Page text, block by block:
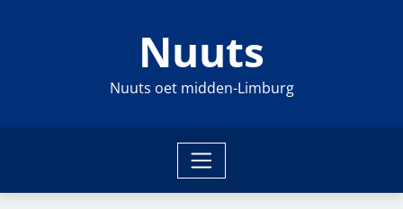
Nuuts
Nuuts oet midden-Limburg